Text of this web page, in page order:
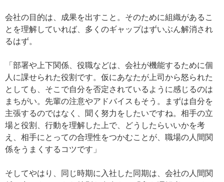
会社の目的は、成果を出すこと。そのために組織があるこ
とを理解していれば、多くのギャップはずいぶん解消され
るはず。
「部署や上下関係、役職などは、会社が機能するために個
人に課せられた役割です。仮にあなたが上司から怒られた
としても、そこで自分を否定されているように感じるのは
まちがい。先輩の注意やアドバイスもそう。まずは自分を
主張するのではなく、聞く努力をしたいですね。相手の立
場と役割、行動を理解した上で、どうしたらいいかを考
え、相手にとっての合理性をつかむことが、職場の人間関
係をうまくするコツです」
そしてやはり、同じ時期に入社した同期は、会社の人間関